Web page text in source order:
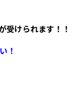
受けられます！！
！